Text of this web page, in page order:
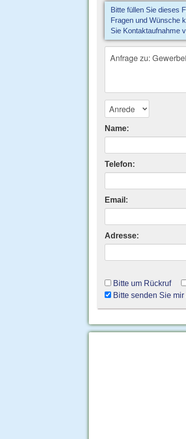
Bitte füllen Sie dieses
Fragen und Wünsche
Sie Kontaktaufnahme
Name:
Telefon:
Email:
Adresse:
Bitte um Rückruf
Bitte senden Sie